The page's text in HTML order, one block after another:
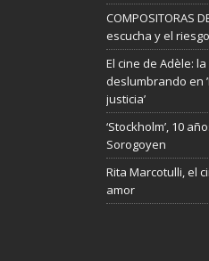
COMPOSITORAS
escucha y el
El cine de Adèle:
deslumbrando en
justicia’
‘Stockholm’, 10
Sorogoyen
Rita Marcotulli, el
amor